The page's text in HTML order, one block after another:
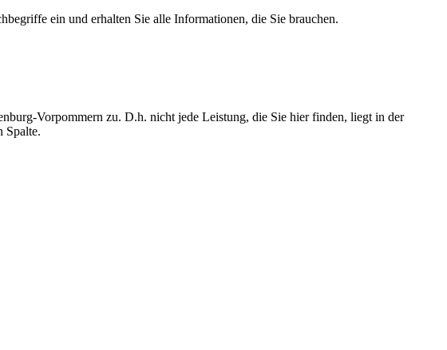
ein und erhalten Sie alle Informationen, die Sie brauchen.
Vorpommern zu. D.h. nicht jede Leistung, die Sie hier finden, liegt in der
Spalte.